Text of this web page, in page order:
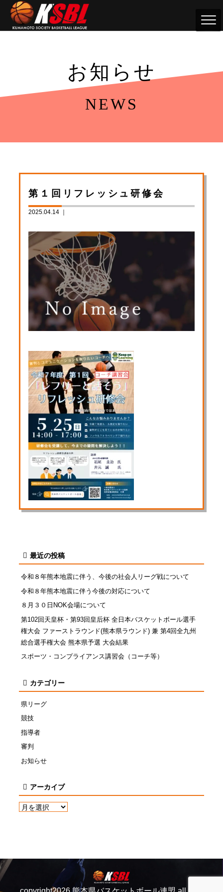
お知らせ
NEWS
第１回リフレッシュ研修会
2025.04.14 ｜
最近の投稿
令和８年熊本地震に伴う、今後の社会人リーグ戦について
令和８年熊本地震に伴う今後の対応について
８月３０日NOK会場について
第102回天皇杯・第93回皇后杯 全日本バスケットボール選手
権大会 ファーストラウンド(熊本県ラウンド) 兼 第4回全九州
総合選手権大会 熊本県予選 大会結果
スポーツ・コンプライアンス講習会（コーチ等）
カテゴリー
県リーグ
競技
指導者
審判
お知らせ
アーカイブ